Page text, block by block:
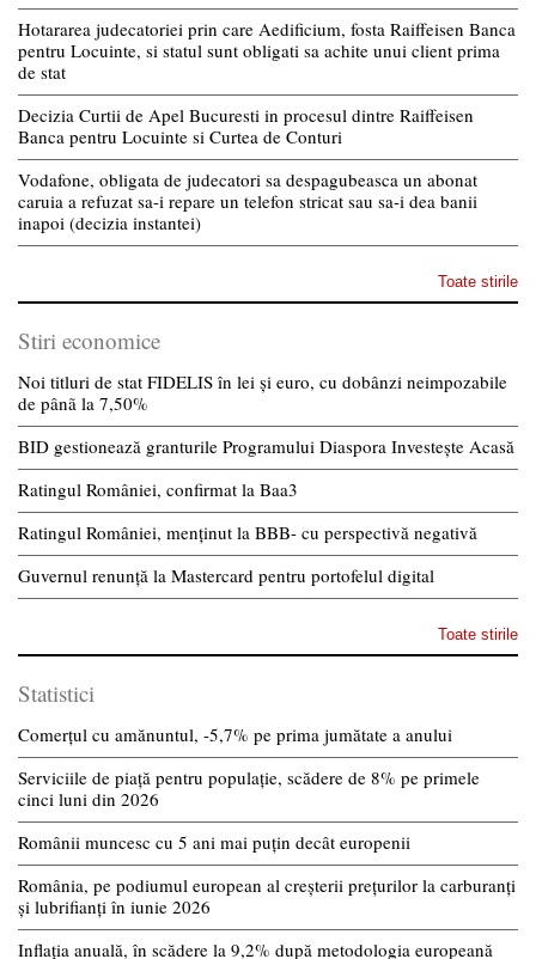
Hotararea judecatoriei prin care Aedificium, fosta Raiffeisen Banca
pentru Locuinte, si statul sunt obligati sa achite unui client prima
de stat
Decizia Curtii de Apel Bucuresti in procesul dintre Raiffeisen
Banca pentru Locuinte si Curtea de Conturi
Vodafone, obligata de judecatori sa despagubeasca un abonat
caruia a refuzat sa-i repare un telefon stricat sau sa-i dea banii
inapoi (decizia instantei)
Toate stirile
Stiri economice
Noi titluri de stat FIDELIS în lei și euro, cu dobânzi neimpozabile
de pânã la 7,50%
BID gestionează granturile Programului Diaspora Investește Acasă
Ratingul României, confirmat la Baa3
Ratingul României, menținut la BBB- cu perspectivă negativă
Guvernul renunță la Mastercard pentru portofelul digital
Toate stirile
Statistici
Comerțul cu amănuntul, -5,7% pe prima jumătate a anului
Serviciile de piață pentru populație, scădere de 8% pe primele
cinci luni din 2026
Românii muncesc cu 5 ani mai puțin decât europenii
România, pe podiumul european al creșterii prețurilor la carburanți
și lubrifianți în iunie 2026
Inflația anuală, în scădere la 9,2% după metodologia europeană